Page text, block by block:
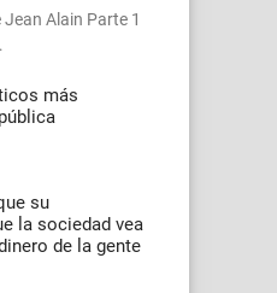
Alain Parte 1
más
su
la sociedad vea
de la gente